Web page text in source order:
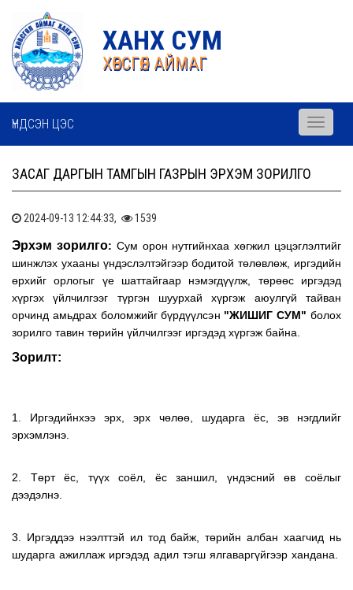
ХАНХ СУМ
ХӨВСГӨЛ АЙМАГ
ҮНДСЭН ЦЭС
Toggle
ЗАСАГ ДАРГЫН ТАМГЫН ГАЗРЫН ЭРХЭМ ЗОРИЛГО
2024-09-13 12:44:33, 1539
Эрхэм зорилго: Сум орон нутгийнхаа хөгжил цэцэглэлтийг
шинжлэх ухааны үндэслэлтэйгээр бодитой төлөвлөж, иргэдийн
өрхийг орлогыг үе шаттайгаар нэмэгдүүлж, төрөөс иргэдэд
хүргэх үйлчилгээг түргэн шуурхай хүргэж аюулгүй тайван
орчинд амьдрах боломжийг бүрдүүлсэн "ЖИШИГ СУМ"болох
зорилго тавин төрийн үйлчилгээг иргэдэд хүргэж байна.
Зорилт:
1. Иргэдийнхээ эрх, эрх чөлөө, шударга ёс, эв нэгдлийг
эрхэмлэнэ.
2. Төрт ёс, түүх соёл, ёс заншил, үндэсний өв соёлыг
дээдэлнэ.
3. Иргэддээ нээлттэй ил тод байж, төрийн албан хаагчид нь
шударга ажиллаж иргэдэд адил тэгш ялгаваргүйгээр хандана.